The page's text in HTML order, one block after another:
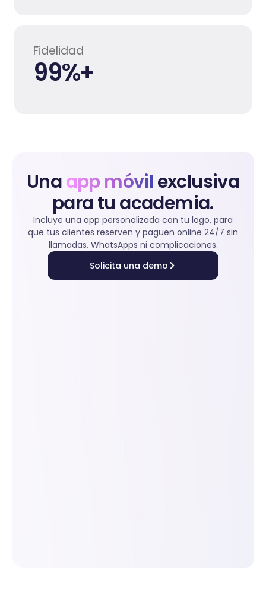
Fidelidad
99%+
Unaapp móvilexclusiva
para tu academia.
Incluye una app personalizada con tu logo, para
que tus clientes reserven y paguen online 24/7 sin
llamadas, WhatsApps ni complicaciones.
Solicita una demo